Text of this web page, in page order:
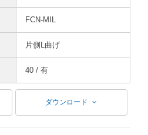
FCN-MIL
片側L曲げ
40 / 有
ダウンロード